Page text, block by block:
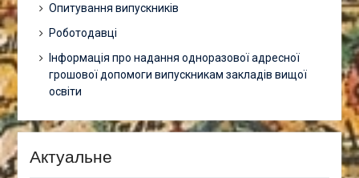
Опитування випускників
Роботодавці
Інформація про надання одноразової адресної
грошової допомоги випускникам закладів вищої
освіти
Актуальне